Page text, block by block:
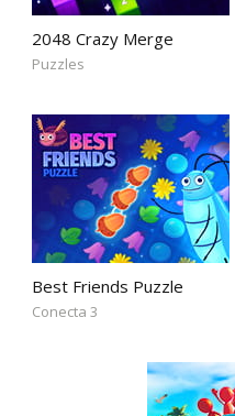
2048 Crazy Merge
Puzzles
Best Friends Puzzle
Conecta 3